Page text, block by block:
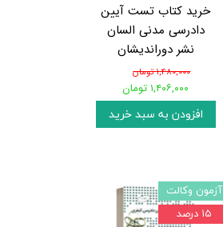
خرید کتاب تست آیین
دادرسی مدنی السان
نشر دوراندیشان
۱,۴۸۰,۰۰۰ تومان
۱,۴۰۶,۰۰۰ تومان
افزودن به سبد خرید
آزمون وکالت
۱۵ درصد